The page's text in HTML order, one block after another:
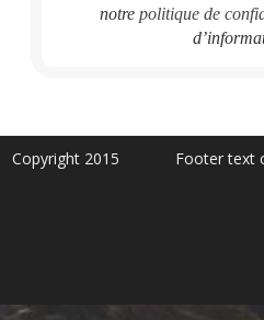
notre politique de
Copyright 2015 Footer text